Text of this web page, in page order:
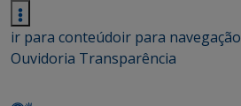
ir para conteúdoir para navegação
Ouvidoria Transparência